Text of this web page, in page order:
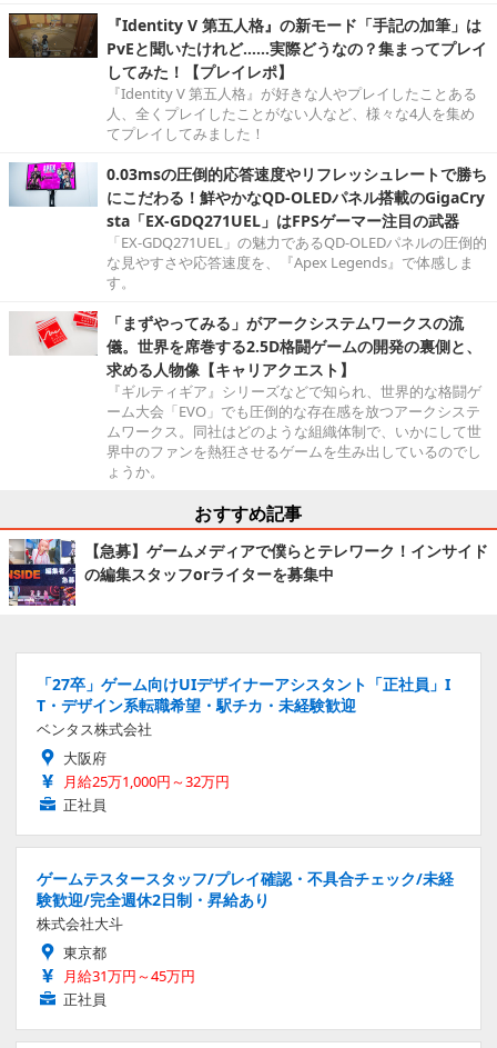
『Identity V 第五人格』の新モード「手記の加筆」は
PvEと聞いたけれど……実際どうなの？集まってプレイ
してみた！【プレイレポ】
『Identity V 第五人格』が好きな人やプレイしたことある
人、全くプレイしたことがない人など、様々な4人を集め
てプレイしてみました！
0.03msの圧倒的応答速度やリフレッシュレートで勝ち
にこだわる！鮮やかなQD-OLEDパネル搭載のGigaCry
sta「EX-GDQ271UEL」はFPSゲーマー注目の武器
「EX-GDQ271UEL」の魅力であるQD-OLEDパネルの圧倒的
な見やすさや応答速度を、『Apex Legends』で体感しま
す。
「まずやってみる」がアークシステムワークスの流
儀。世界を席巻する2.5D格闘ゲームの開発の裏側と、
求める人物像【キャリアクエスト】
『ギルティギア』シリーズなどで知られ、世界的な格闘ゲ
ーム大会「EVO」でも圧倒的な存在感を放つアークシステ
ムワークス。同社はどのような組織体制で、いかにして世
界中のファンを熱狂させるゲームを生み出しているのでし
ょうか。
おすすめ記事
【急募】ゲームメディアで僕らとテレワーク！インサイド
の編集スタッフorライターを募集中
「27卒」ゲーム向けUIデザイナーアシスタント「正社員」I
T・デザイン系転職希望・駅チカ・未経験歓迎
ベンタス株式会社
大阪府
月給25万1,000円～32万円
正社員
ゲームテスタースタッフ/プレイ確認・不具合チェック/未経
験歓迎/完全週休2日制・昇給あり
株式会社大斗
東京都
月給31万円～45万円
正社員